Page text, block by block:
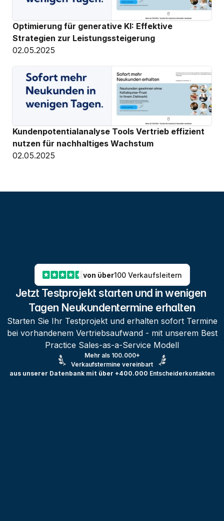
Optimierung für generative KI: Effektive
Strategien zur Leistungssteigerung
02.05.2025
Kundenpotentialanalyse Tools Vertrieb effizient
nutzen für nachhaltiges Wachstum
02.05.2025
von über100 Verkaufsleitern
Jetzt Testprojekt starten und in wenigen
Tagen Neukundentermine erhalten
Starten Sie Ihr Testprojekt und erhalten sofort Termine
bei vorhandenem Vertriebsaufwand - mit unserem Best
Practice Sales-as-a-Service Modell
Mehr als 100.000+
Verkaufstermine vereinbart
aus unserer Datenbank mit über +400.000 Entscheiderkontakten